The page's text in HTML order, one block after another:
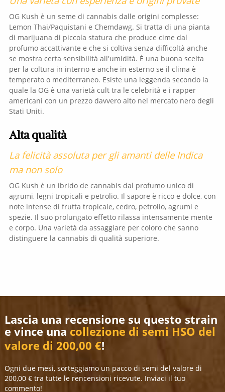
OG Kush è un seme di cannabis dalle origini complesse:
Lemon Thai/Paquistani e Chemdawg. Si tratta di una pianta
di marijuana di piccola statura che produce cime dal
profumo accattivante e che si coltiva senza difficoltà anche
se mostra certa sensibilità all'umidità. È una buona scelta
per la coltura in interno e anche in esterno se il clima è
temperato o mediterraneo. Esiste una leggenda secondo la
quale la OG è una varietà cult tra le celebrità e i rapper
americani con un prezzo davvero alto nel mercato nero degli
Stati Uniti.
Alta qualità
La felicità assoluta per gli amanti delle Indica
ma non solo
OG Kush è un ibrido de cannabis dal profumo unico di
agrumi, legni tropicali e petrolio. Il sapore è ricco e dolce, con
note intense di frutta tropicale, cedro, petrolio, agrumi e
spezie. Il suo prolungato effetto rilassa intensamente mente
e corpo. Una varietà da assaggiare per coloro che sanno
distinguere la cannabis di qualità superiore.
Lascia una recensione su questo strain
e vince una collezione di semi HSO del
valore di 200,00 €!
Ogni due mesi, sorteggiamo un pacco di semi del valore di
200,00 € tra tutte le rencensioni ricevute. Inviaci il tuo
commento!